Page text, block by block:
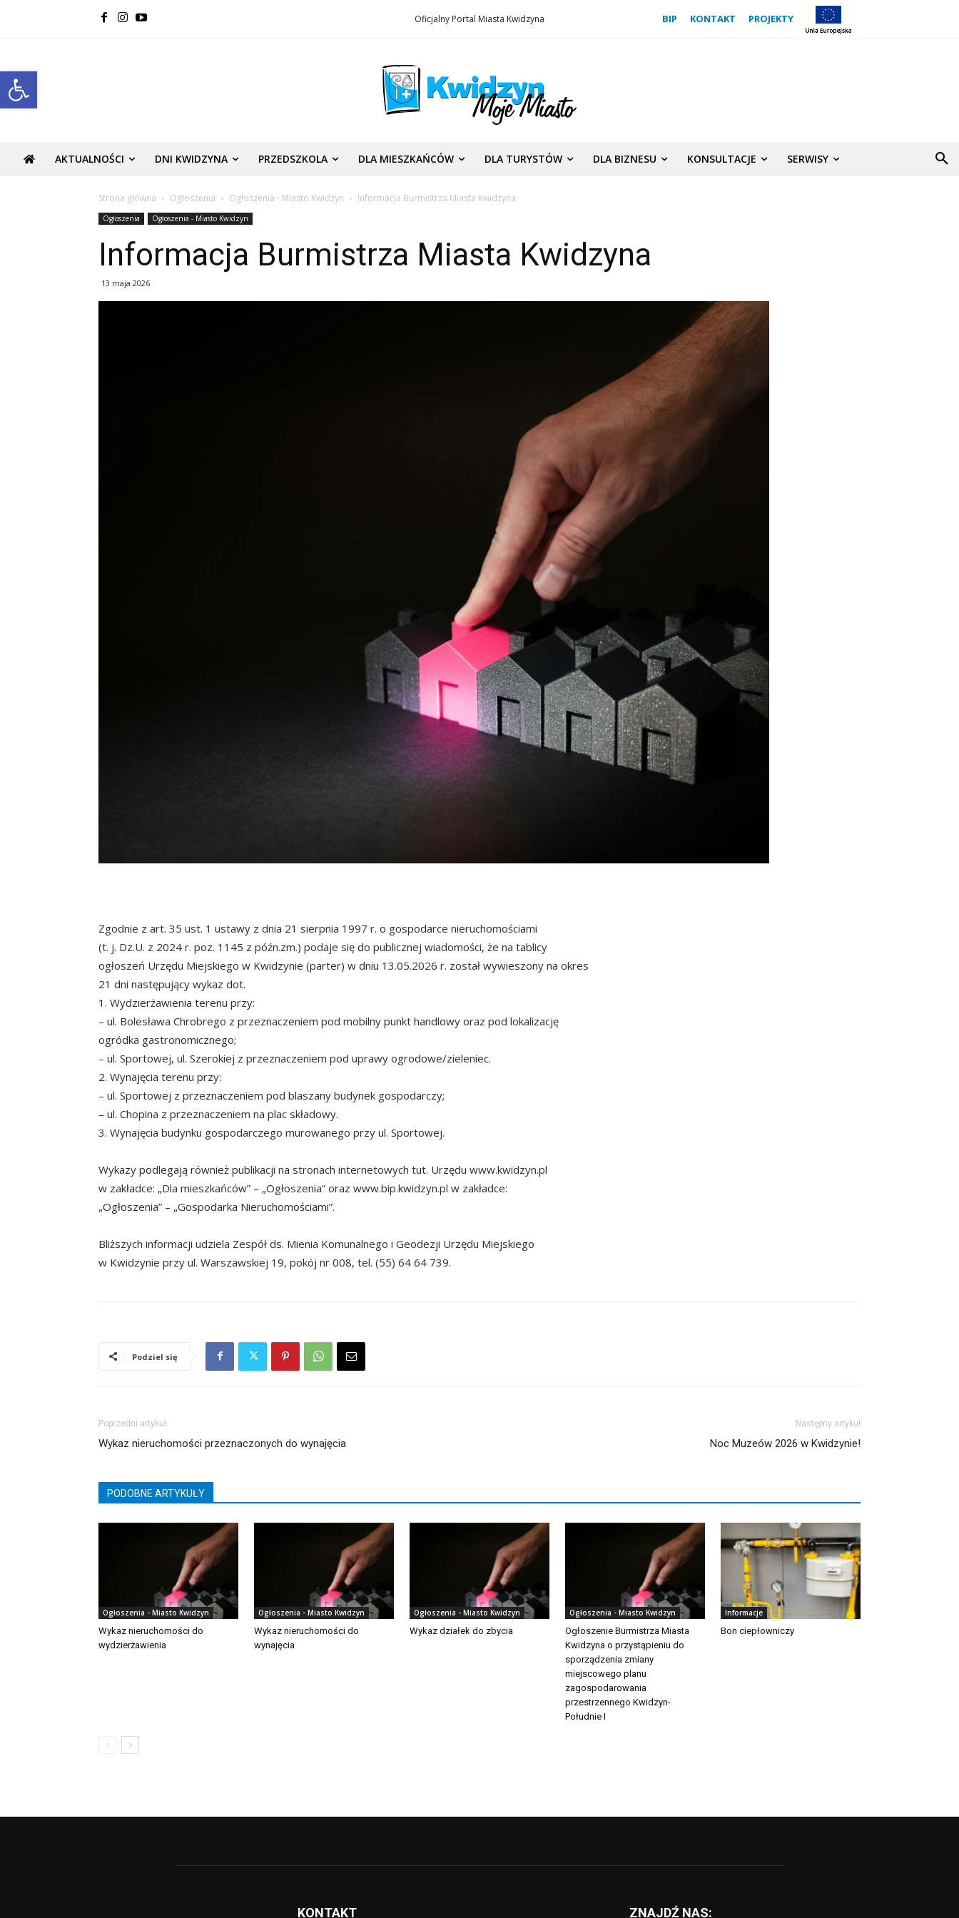
Open toolbar
Oficjalny Portal Miasta Kwidzyna BIP KONTAKT PROJEKTY
AKTUALNOŚCI DNI KWIDZYNA PRZEDSZKOLA DLA MIESZKAŃCÓW DLA TURYSTÓW DLA BIZNESU KONSULTACJE SERWISY
Strona główna Ogłoszenia Ogłoszenia - Miasto Kwidzyn Informacja Burmistrza Miasta Kwidzyna
Ogłoszenia Ogłoszenia - Miasto Kwidzyn
Informacja Burmistrza Miasta Kwidzyna
13 maja 2026
Zgodnie z art. 35 ust. 1 ustawy z dnia 21 sierpnia 1997 r. o gospodarce nieruchomościami
(t. j. Dz.U. z 2024 r. poz. 1145 z późn.zm.) podaje się do publicznej wiadomości, że na tablicy
ogłoszeń Urzędu Miejskiego w Kwidzynie (parter) w dniu 13.05.2026 r. został wywieszony na okres
21 dni następujący wykaz dot.
1. Wydzierżawienia terenu przy:
– ul. Bolesława Chrobrego z przeznaczeniem pod mobilny punkt handlowy oraz pod lokalizację
ogródka gastronomicznego;
– ul. Sportowej, ul. Szerokiej z przeznaczeniem pod uprawy ogrodowe/zieleniec.
2. Wynajęcia terenu przy:
– ul. Sportowej z przeznaczeniem pod blaszany budynek gospodarczy;
– ul. Chopina z przeznaczeniem na plac składowy.
3. Wynajęcia budynku gospodarczego murowanego przy ul. Sportowej.
Wykazy podlegają również publikacji na stronach internetowych tut. Urzędu www.kwidzyn.pl
w zakładce: „Dla mieszkańców” – „Ogłoszenia” oraz www.bip.kwidzyn.pl w zakładce:
„Ogłoszenia” – „Gospodarka Nieruchomościami”.
Bliższych informacji udziela Zespół ds. Mienia Komunalnego i Geodezji Urzędu Miejskiego
w Kwidzynie przy ul. Warszawskiej 19, pokój nr 008, tel. (55) 64 64 739.
Podziel się
Poprzedni artykuł
Wykaz nieruchomości przeznaczonych do wynajęcia
Następny artykuł
Noc Muzeów 2026 w Kwidzynie!
PODOBNE ARTYKUŁY
Ogłoszenia - Miasto Kwidzyn
Wykaz nieruchomości do
wydzierżawienia
Ogłoszenia - Miasto Kwidzyn
Wykaz nieruchomości do
wynajęcia
Ogłoszenia - Miasto Kwidzyn
Wykaz działek do zbycia
Ogłoszenia - Miasto Kwidzyn
Ogłoszenie Burmistrza Miasta
Kwidzyna o przystąpieniu do
sporządzenia zmiany
miejscowego planu
zagospodarowania
przestrzennego Kwidzyn-
Południe I
Informacje
Bon ciepłowniczy
KONTAKT ZNAJDŹ NAS: